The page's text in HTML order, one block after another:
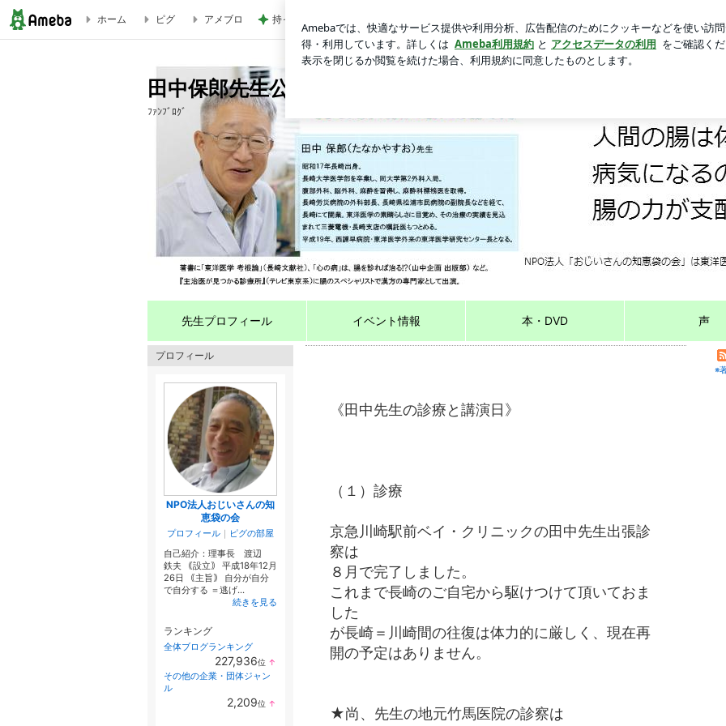
ホーム ピグ アメブロ 持っている中で一番涼しいトップス
田中保郎先生公認ブログ
ﾌｧﾝﾌﾞﾛｸﾞ
《田中先生の診療と講演日》
（１）診療
京急川崎駅前ベイ・クリニックの田中先生出張診
察は
８月で完了しました。
これまで長崎のご自宅から駆けつけて頂いておま
した
が長崎＝川崎間の往復は体力的に厳しく、現在再
開の予定はありません。
★尚、先生の地元竹馬医院の診察は
※
プロフィール
NPO法人おじいさんの知
恵袋の会
プロフィール ｜ ピグの部屋
自己紹介：理事長 渡辺
鉄夫 ｟設立｠ 平成18年12月
26日 ｟主旨｠ 自分が自分
で自分する ＝逃げ...
続きを見る
ランキング
全体ブログランキング
227,936位 ↑
その他の企業・団体ジャン
ル
2,209位 ↑
先生プロフィール イベント情報 本・DVD 声